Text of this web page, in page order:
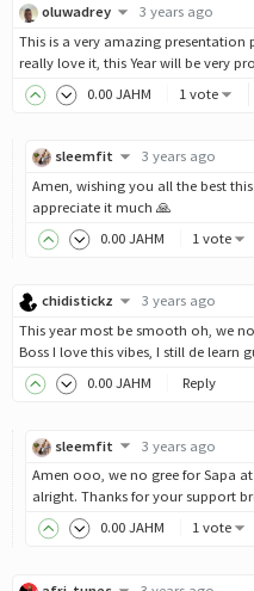
oluwadrey
3 years ago
This is a very amazing presentation
really love it, this Year will be very
0.00 JAHM 1 vote
sleemfit
3 years ago
Amen, wishing you all the best
appreciate it much 🙏
0.00 JAHM 1 vote
chidistickz
3 years ago
This year most be smooth oh, we
Boss I love this vibes, I still de learn
0.00 JAHM Reply
sleemfit
3 years ago
Amen ooo, we no gree for Sapa
alright. Thanks for your support
0.00 JAHM 1 vote